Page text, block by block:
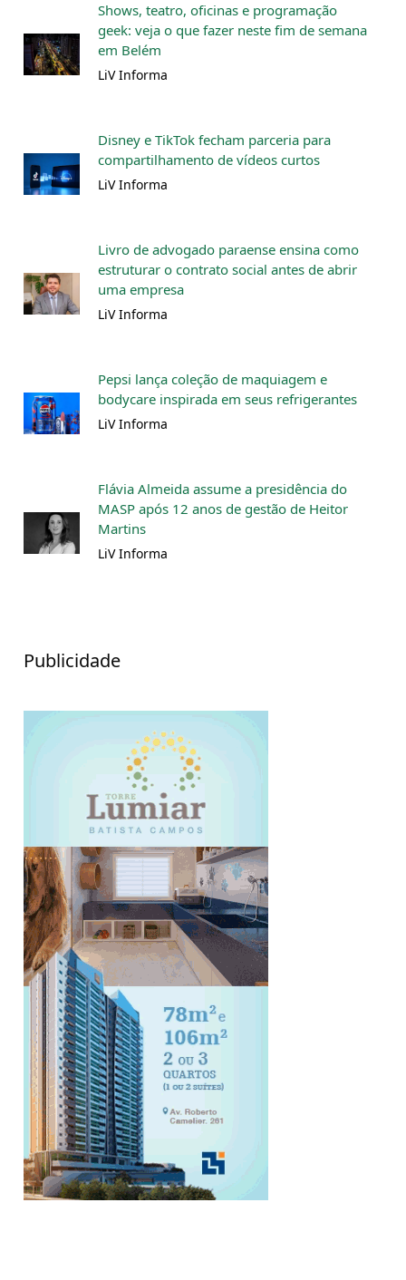
Shows, teatro, oficinas e programação
geek: veja o que fazer neste fim de semana
em Belém
LiV Informa
Disney e TikTok fecham parceria para
compartilhamento de vídeos curtos
LiV Informa
Livro de advogado paraense ensina como
estruturar o contrato social antes de abrir
uma empresa
LiV Informa
Pepsi lança coleção de maquiagem e
bodycare inspirada em seus refrigerantes
LiV Informa
Flávia Almeida assume a presidência do
MASP após 12 anos de gestão de Heitor
Martins
LiV Informa
Publicidade